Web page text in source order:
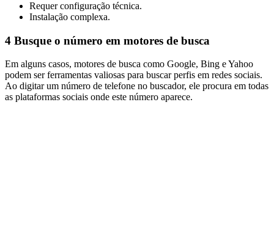
Requer configuração técnica.
Instalação complexa.
4 Busque o número em motores de busca
Em alguns casos, motores de busca como Google, Bing e Yahoo
podem ser ferramentas valiosas para buscar perfis em redes sociais.
Ao digitar um número de telefone no buscador, ele procura em todas
as plataformas sociais onde este número aparece.